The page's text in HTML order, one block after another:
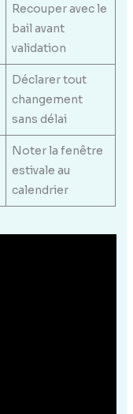
Recouper avec le
bail avant
validation
Déclarer tout
changement
sans délai
Noter la fenêtre
estivale au
calendrier